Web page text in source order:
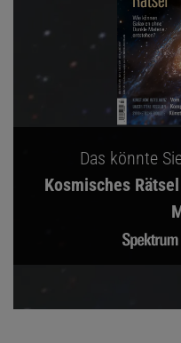
Das könnte
Kosmisches